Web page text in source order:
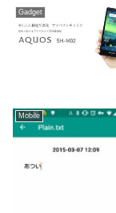
Gadget
Mobile